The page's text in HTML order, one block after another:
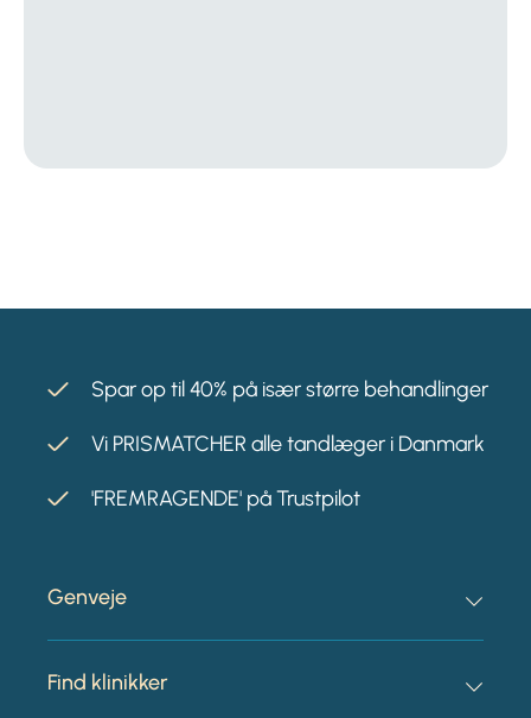
Spar op til 40% på især større behandlinger
Vi PRISMATCHER alle tandlæger i Danmark
'FREMRAGENDE' på Trustpilot
Genveje
Find klinikker